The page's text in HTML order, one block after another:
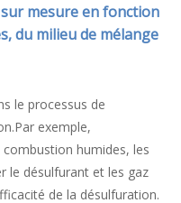
mesure en fonction
du milieu de mélange
le processus de
exemple,
humides, les
le désulfurant et les gaz
de la désulfuration.